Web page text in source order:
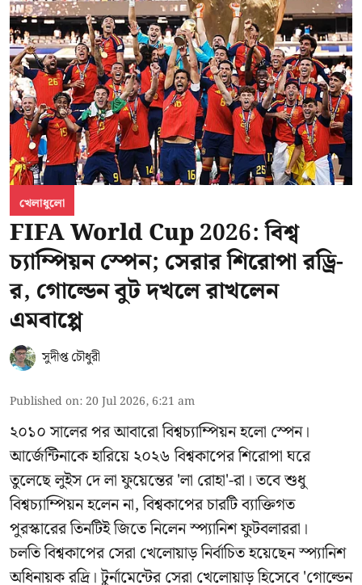
খেলাধুলো
FIFA World Cup 2026: বিশ্ব
চ্যাম্পিয়ন স্পেন; সেরার শিরোপা রড্রি-
র, গোল্ডেন বুট দখলে রাখলেন
এমবাপ্পে
সুদীপ্ত চৌধুরী
Published on: 20 Jul 2026, 6:21 am
২০১০ সালের পর আবারো বিশ্বচ্যাম্পিয়ন হলো স্পেন।
আর্জেন্টিনাকে হারিয়ে ২০২৬ বিশ্বকাপের শিরোপা ঘরে
তুলেছে লুইস দে লা ফুয়েন্তের 'লা রোহা'-রা। তবে শুধু
বিশ্বচ্যাম্পিয়ন হলেন না, বিশ্বকাপের চারটি ব্যাক্তিগত
পুরস্কারের তিনটিই জিতে নিলেন স্প্যানিশ ফুটবলাররা।
চলতি বিশ্বকাপের সেরা খেলোয়াড় নির্বাচিত হয়েছেন স্প্যানিশ
অধিনায়ক রদ্রি। টুর্নামেন্টের সেরা খেলোয়াড় হিসেবে 'গোল্ডেন